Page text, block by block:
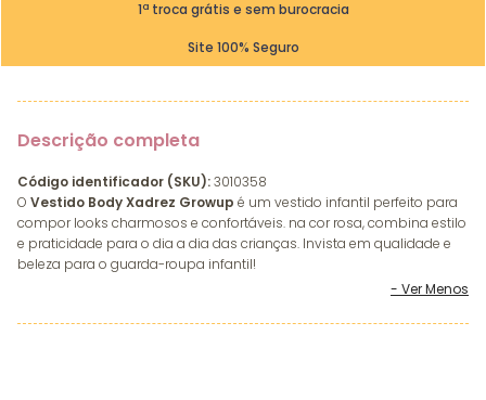
1ª troca grátis e sem burocracia
Site 100% Seguro
Descrição completa
Código identificador (SKU):3010358
O Vestido Body Xadrez Growup é um vestido infantil perfeito para
compor looks charmosos e confortáveis. na cor rosa, combina estilo
e praticidade para o dia a dia das crianças. Invista em qualidade e
beleza para o guarda-roupa infantil!